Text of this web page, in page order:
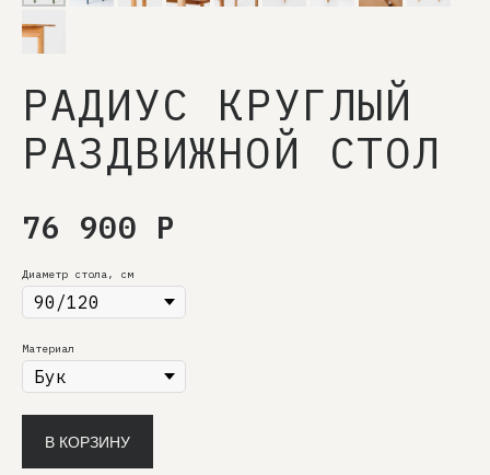
РАДИУС КРУГЛЫЙ
РАЗДВИЖНОЙ СТОЛ
76 900 Р
Диаметр стола, см
Материал
В КОРЗИНУ